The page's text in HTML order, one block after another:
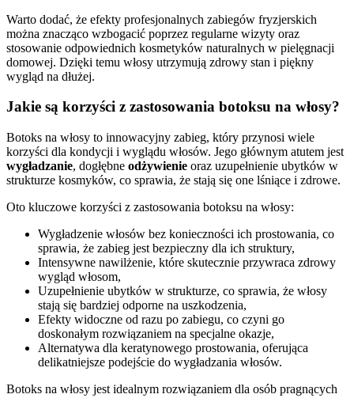
Warto dodać, że efekty profesjonalnych zabiegów fryzjerskich
można znacząco wzbogacić poprzez regularne wizyty oraz
stosowanie odpowiednich kosmetyków naturalnych w pielęgnacji
domowej. Dzięki temu włosy utrzymują zdrowy stan i piękny
wygląd na dłużej.
Jakie są korzyści z zastosowania botoksu na włosy?
Botoks na włosy to innowacyjny zabieg, który przynosi wiele
korzyści dla kondycji i wyglądu włosów. Jego głównym atutem jest
wygładzanie, dogłębne odżywienie oraz uzupełnienie ubytków w
strukturze kosmyków, co sprawia, że stają się one lśniące i zdrowe.
Oto kluczowe korzyści z zastosowania botoksu na włosy:
Wygładzenie włosów bez konieczności ich prostowania, co
sprawia, że zabieg jest bezpieczny dla ich struktury,
Intensywne nawilżenie, które skutecznie przywraca zdrowy
wygląd włosom,
Uzupełnienie ubytków w strukturze, co sprawia, że włosy
stają się bardziej odporne na uszkodzenia,
Efekty widoczne od razu po zabiegu, co czyni go
doskonałym rozwiązaniem na specjalne okazje,
Alternatywa dla keratynowego prostowania, oferująca
delikatniejsze podejście do wygładzania włosów.
Botoks na włosy jest idealnym rozwiązaniem dla osób pragnących